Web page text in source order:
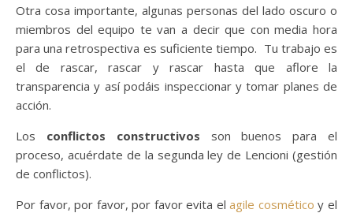
Otra cosa importante, algunas personas del lado oscuro o
miembros del equipo te van a decir que con media hora
para una retrospectiva es suficiente tiempo. Tu trabajo es
el de rascar, rascar y rascar hasta que aflore la
transparencia y así podáis inspeccionar y tomar planes de
acción.
Los conflictos constructivos son buenos para el
proceso, acuérdate de la segunda ley de Lencioni (gestión
de conflictos).
Por favor, por favor, por favor evita elagile cosmético y el